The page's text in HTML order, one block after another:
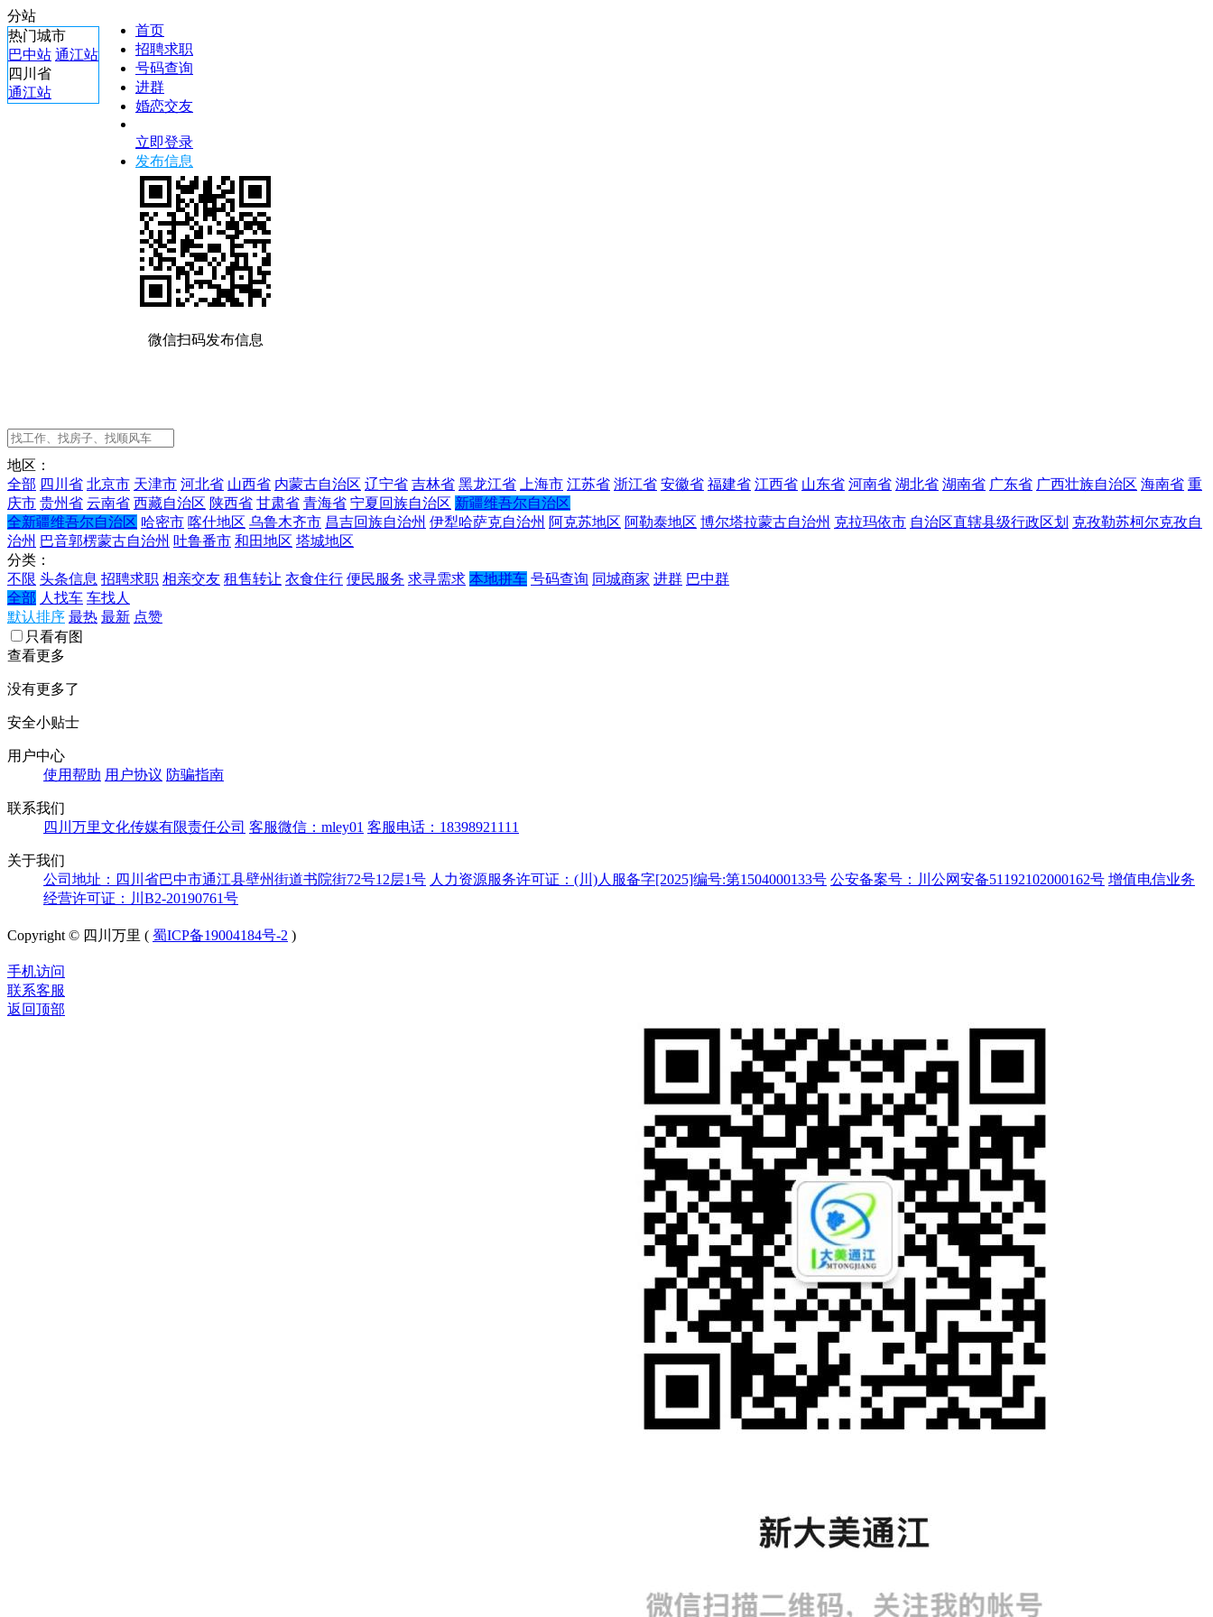
分站
热门城市
巴中站 通江站
四川省
通江站
首页
招聘求职
号码查询
进群
婚恋交友
立即登录
发布信息
微信扫码发布信息
地区：
全部 四川省 北京市 天津市 河北省 山西省 内蒙古自治区 辽宁省 吉林省 黑龙江省 上海市 江苏省 浙江省 安徽省 福建省 江西省 山东省 河南省 湖北省 湖南省 广东省 广西壮族自治区 海南省 重
庆市 贵州省 云南省 西藏自治区 陕西省 甘肃省 青海省 宁夏回族自治区 新疆维吾尔自治区
全新疆维吾尔自治区 哈密市 喀什地区 乌鲁木齐市 昌吉回族自治州 伊犁哈萨克自治州 阿克苏地区 阿勒泰地区 博尔塔拉蒙古自治州 克拉玛依市 自治区直辖县级行政区划 克孜勒苏柯尔克孜自
治州 巴音郭楞蒙古自治州 吐鲁番市 和田地区 塔城地区
分类：
不限 头条信息 招聘求职 相亲交友 租售转让 衣食住行 便民服务 求寻需求 本地拼车 号码查询 同城商家 进群 巴中群
全部 人找车 车找人
默认排序 最热 最新 点赞
只看有图
查看更多
没有更多了
安全小贴士
用户中心
使用帮助 用户协议 防骗指南
联系我们
四川万里文化传媒有限责任公司 客服微信：mley01 客服电话：18398921111
关于我们
公司地址：四川省巴中市通江县壁州街道书院街72号12层1号 人力资源服务许可证：(川)人服备字[2025]编号:第1504000133号 公安备案号：川公网安备51192102000162号 增值电信业务
经营许可证：川B2-20190761号
Copyright © 四川万里 ( 蜀ICP备19004184号-2 )
手机访问
联系客服
返回顶部